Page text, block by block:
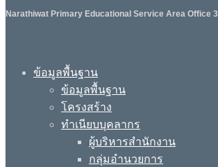
Narathiwat Primary Educational Service Area Office 3
ข้อมูลพื้นฐาน
ข้อมูลพื้นฐาน
โครงสร้าง
ทำเนียบบุคลากร
ผู้บริหารสำนักงาน
กลุ่มอำนวยการ